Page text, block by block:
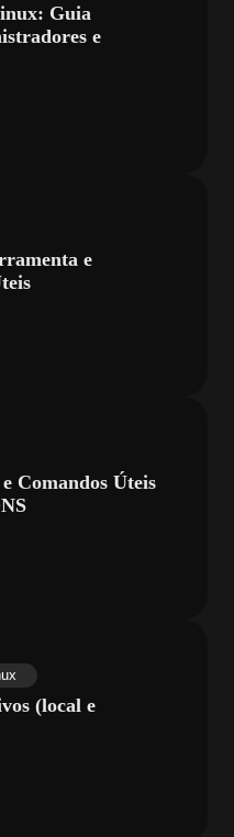
Guia
e
e
Comandos Úteis
(local e